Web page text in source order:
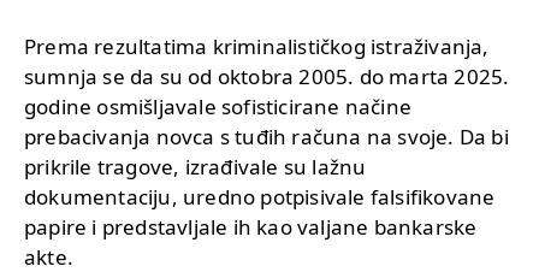
Prema rezultatima kriminalističkog istraživanja,
sumnja se da su od oktobra 2005. do marta 2025.
godine osmišljavale sofisticirane načine
prebacivanja novca s tuđih računa na svoje. Da bi
prikrile tragove, izrađivale su lažnu
dokumentaciju, uredno potpisivale falsifikovane
papire i predstavljale ih kao valjane bankarske
akte.